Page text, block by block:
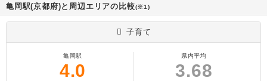
亀岡駅(京都府)と周辺エリアの比較(※1)
子育て
亀岡駅
4.0
県内平均
3.68